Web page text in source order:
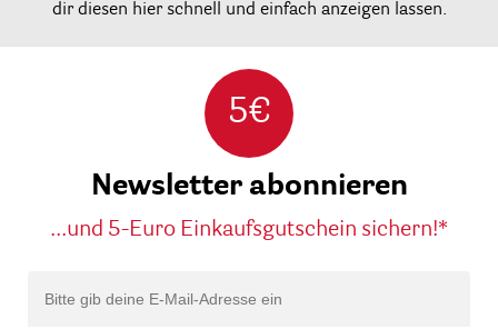
dir diesen hier schnell und einfach anzeigen lassen.
5€
Newsletter abonnieren
...und 5-Euro Einkaufsgutschein sichern!*